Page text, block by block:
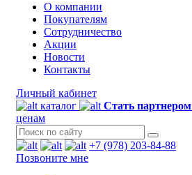
О компании
Покупателям
Сотрудничество
Акции
Новости
Контакты
Личный кабинет
каталог
Стать партнером
ценам
+7 (978) 203-84-88
Позвоните мне